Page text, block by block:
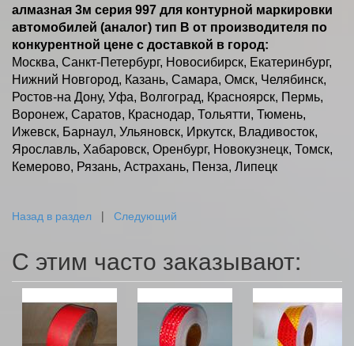
алмазная 3м серия 997 для контурной маркировки
автомобилей (аналог) тип В от производителя по
конкурентной цене с доставкой в город:
Москва, Санкт-Петербург, Новосибирск, Екатеринбург,
Нижний Новгород, Казань, Самара, Омск, Челябинск,
Ростов-на Дону, Уфа, Волгоград, Красноярск, Пермь,
Воронеж, Саратов, Краснодар, Тольятти, Тюмень,
Ижевск, Барнаул, Ульяновск, Иркутск, Владивосток,
Ярославль, Хабаровск, Оренбург, Новокузнецк, Томск,
Кемерово, Рязань, Астрахань, Пенза, Липецк
Назад в раздел | Следующий
С этим часто заказывают: